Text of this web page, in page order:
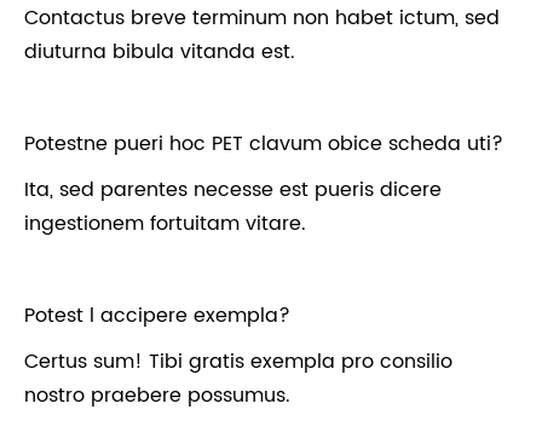
Contactus breve terminum non habet ictum, sed
diuturna bibula vitanda est.
Potestne pueri hoc PET clavum obice scheda uti?
Ita, sed parentes necesse est pueris dicere
ingestionem fortuitam vitare.
Potest l accipere exempla?
Certus sum! Tibi gratis exempla pro consilio
nostro praebere possumus.